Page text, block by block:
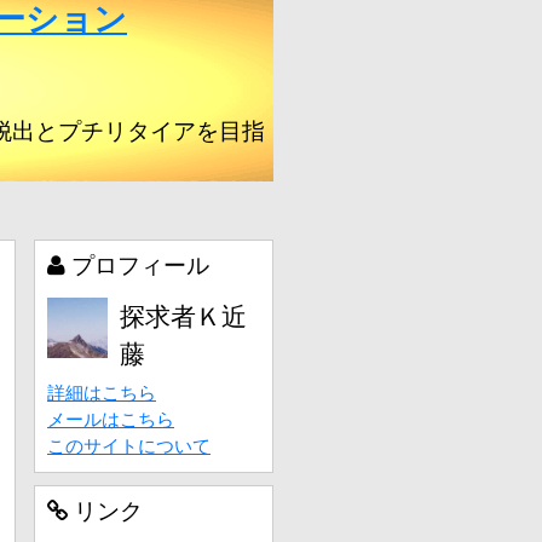
ション
出とプチリタイアを目指
プロフィール
探求者Ｋ近
藤
詳細はこちら
メールはこちら
このサイトについて
リンク